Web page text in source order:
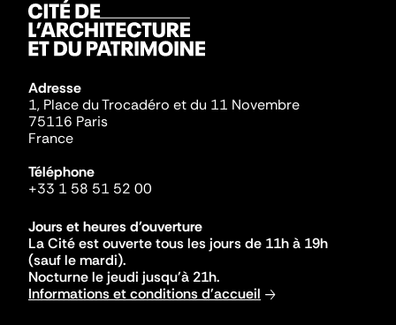
Adresse
1, Place du Trocadéro et du 11 Novembre
75116 Paris
France
Téléphone
+33 1 58 51 52 00
Jours et heures d'ouverture
La Cité est ouverte tous les jours de 11h à 19h
(sauf le mardi).
Nocturne le jeudi jusqu'à 21h.
Informations et conditions d'accueil